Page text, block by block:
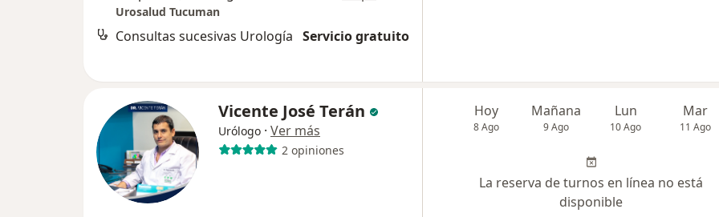
Urosalud Tucuman
Consultas sucesivas Urología Servicio gratuito
Vicente José Terán
Urólogo · Ver más
2 opiniones
Hoy
8 Ago
Mañana
9 Ago
Lun
10 Ago
Mar
11 Ago
La reserva de turnos en línea no está
disponible